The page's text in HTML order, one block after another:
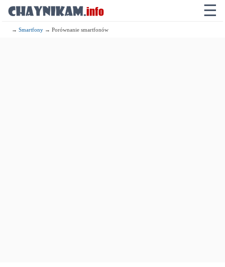
☰
→Smartfony → Porównanie smartfonów